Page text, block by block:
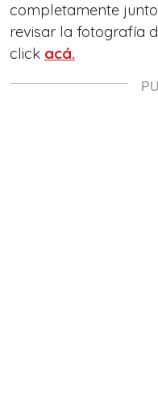
completamente
revisar la fotografía
click acá.